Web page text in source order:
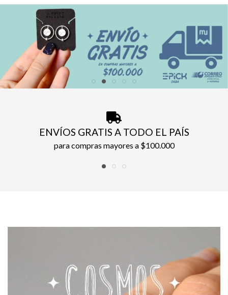
ENVÍOS GRATIS A TODO EL PAÍS
para compras mayores a $100.000